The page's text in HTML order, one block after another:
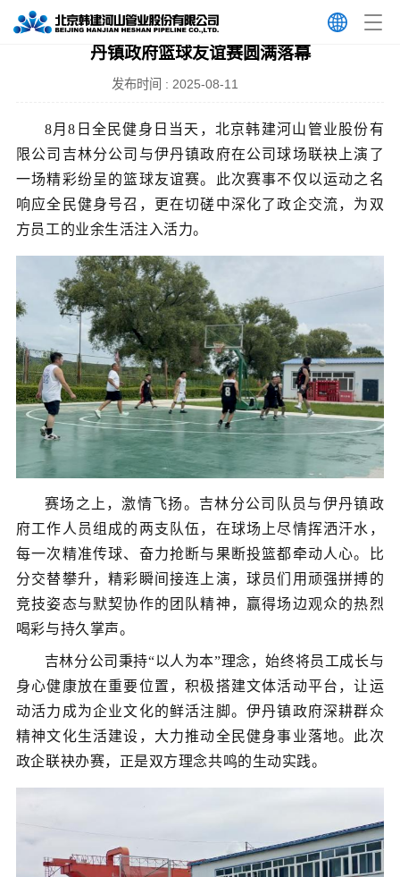
全民健身日燃情对决！韩建河山吉林分公司与伊
丹镇政府篮球友谊赛圆满落幕
发布时间 : 2025-08-11
8月8日全民健身日当天，北京韩建河山管业股份有
限公司吉林分公司与伊丹镇政府在公司球场联袂上演了
一场精彩纷呈的篮球友谊赛。此次赛事不仅以运动之名
响应全民健身号召，更在切磋中深化了政企交流，为双
方员工的业余生活注入活力。
赛场之上，激情飞扬。吉林分公司队员与伊丹镇政
府工作人员组成的两支队伍，在球场上尽情挥洒汗水，
每一次精准传球、奋力抢断与果断投篮都牵动人心。比
分交替攀升，精彩瞬间接连上演，球员们用顽强拼搏的
竞技姿态与默契协作的团队精神，赢得场边观众的热烈
喝彩与持久掌声。
吉林分公司秉持“以人为本”理念，始终将员工成长与
身心健康放在重要位置，积极搭建文体活动平台，让运
动活力成为企业文化的鲜活注脚。伊丹镇政府深耕群众
精神文化生活建设，大力推动全民健身事业落地。 此次
政企联袂办赛，正是双方理念共鸣的生动实践。